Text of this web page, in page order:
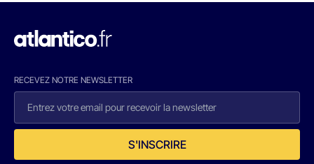
RECEVEZ NOTRE NEWSLETTER
S'INSCRIRE